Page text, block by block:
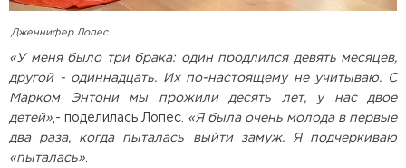
Дженнифер Лопес
«У меня было три брака: один продлился девять месяцев,
другой - одиннадцать. Их по-настоящему не учитываю. С
Марком Энтони мы прожили десять лет, у нас двое
детей» ,- поделилась Лопес. «Я была очень молода в первые
два раза, когда пыталась выйти замуж. Я подчеркиваю
«пыталась»